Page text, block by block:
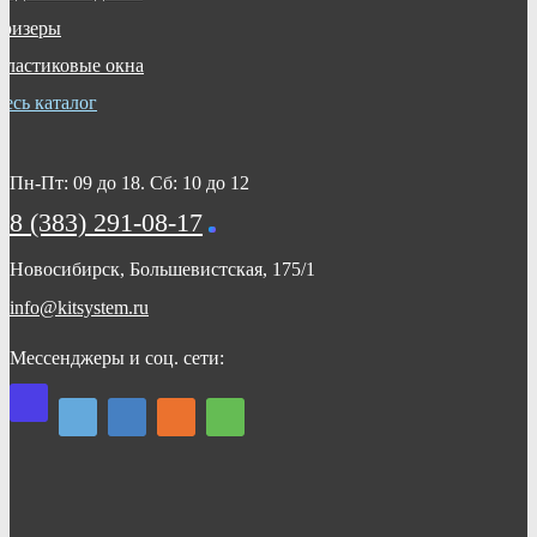
окна
каталог
Пн-Пт: 09 до 18. Сб: 10 до 12
8 (383) 291-08-17
Новосибирск, Большевистская, 175/1
info@kitsystem.ru
Мессенджеры и соц. сети: